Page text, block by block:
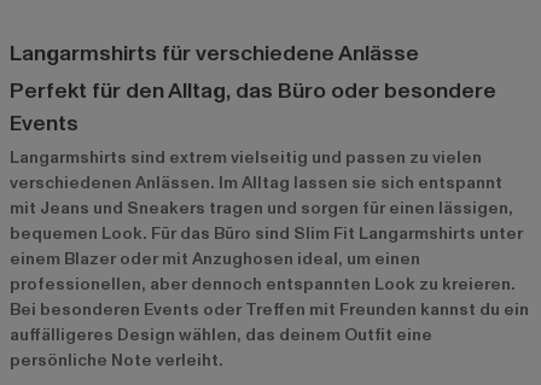
Langarmshirts für verschiedene Anlässe
Perfekt für den Alltag, das Büro oder besondere
Events
Langarmshirts sind extrem vielseitig und passen zu vielen
verschiedenen Anlässen. Im Alltag lassen sie sich entspannt
mit Jeans und Sneakers tragen und sorgen für einen lässigen,
bequemen Look. Für das Büro sind Slim Fit Langarmshirts unter
einem Blazer oder mit Anzughosen ideal, um einen
professionellen, aber dennoch entspannten Look zu kreieren.
Bei besonderen Events oder Treffen mit Freunden kannst du ein
auffälligeres Design wählen, das deinem Outfit eine
persönliche Note verleiht.